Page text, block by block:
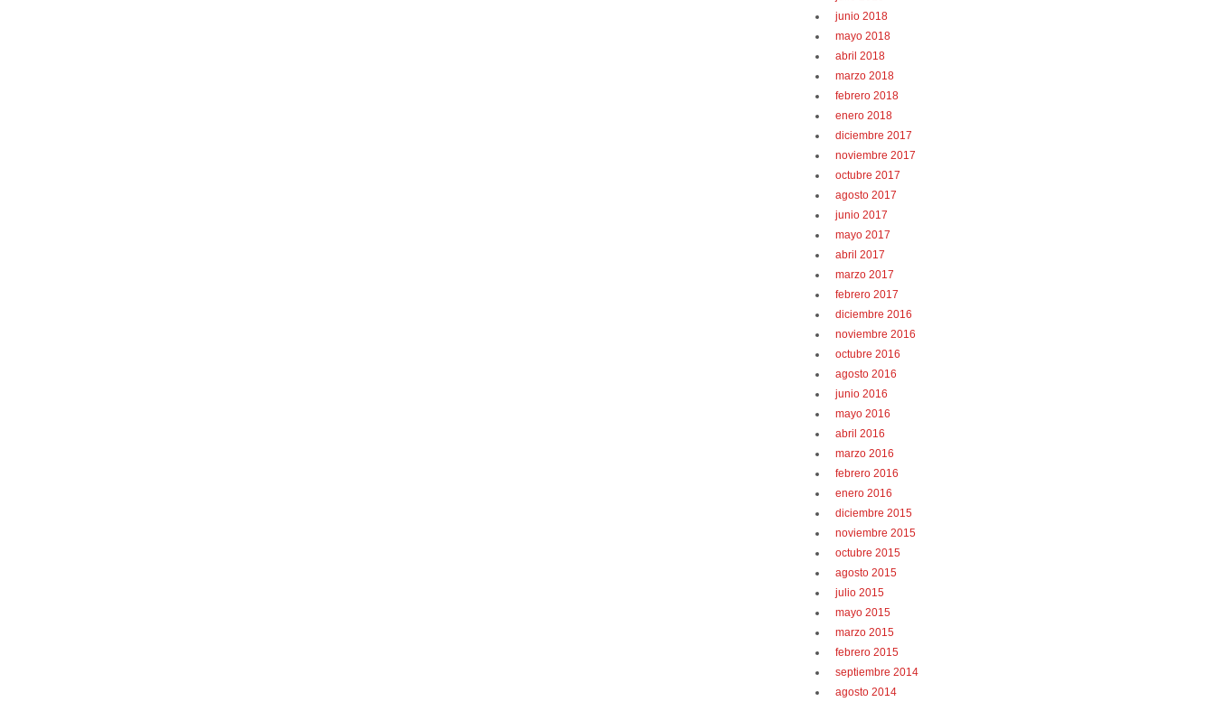
junio 2018
mayo 2018
abril 2018
marzo 2018
febrero 2018
enero 2018
diciembre 2017
noviembre 2017
octubre 2017
agosto 2017
junio 2017
mayo 2017
abril 2017
marzo 2017
febrero 2017
diciembre 2016
noviembre 2016
octubre 2016
agosto 2016
junio 2016
mayo 2016
abril 2016
marzo 2016
febrero 2016
enero 2016
diciembre 2015
noviembre 2015
octubre 2015
agosto 2015
julio 2015
mayo 2015
marzo 2015
febrero 2015
septiembre 2014
agosto 2014